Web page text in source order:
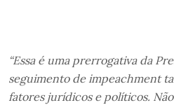
“Essa é uma prerrogativa da
seguimento de impeachment
fatores jurídicos e políticos.